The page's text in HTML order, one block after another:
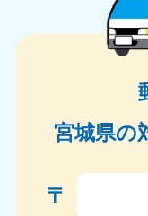
宮城県の
〒